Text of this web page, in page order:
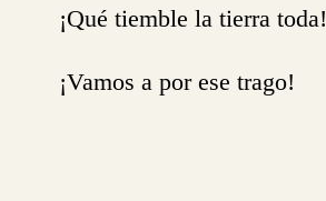
¡Qué tiemble la tierra toda!
¡Vamos a por ese trago!